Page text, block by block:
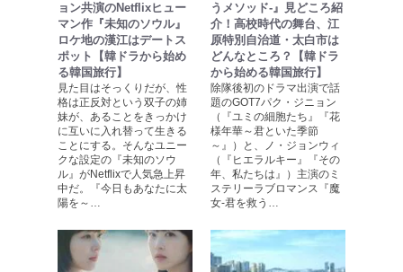
ョン共演のNetflixヒュー
マン作『未知のソウル』
ロケ地の漢江はデートス
ポット【韓ドラから始め
る韓国旅行】
見た目はそっくりだが、性
格は正反対という双子の姉
妹が、あることをきっかけ
に互いに入れ替って生きる
ことにする。そんなユニー
クな設定の『未知のソウ
ル』がNetflixで人気急上昇
中だ。『今日もあなたに太
陽を～…
うメソッド-』見どころ紹
介！高校時代の舞台、江
原特別自治道・太白市は
どんなところ？【韓ドラ
から始める韓国旅行】
除隊後初のドラマ出演で話
題のGOT7パク・ジニョン
（『ユミの細胞たち』『花
様年華～君といた季節
～』）と、ノ・ジョンウィ
（『ヒエラルキー』『その
年、私たちは』）主演のミ
ステリーラブロマンス『魔
女-君を救う…